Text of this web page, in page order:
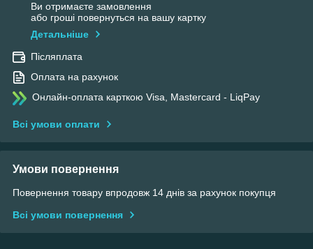
Ви отримаєте замовлення
або гроші повернуться на вашу картку
Детальніше
Післяплата
Оплата на рахунок
Онлайн-оплата карткою Visa, Mastercard - LiqPay
Всі умови оплати
Умови повернення
Повернення товару впродовж 14 днів за рахунок покупця
Всі умови повернення